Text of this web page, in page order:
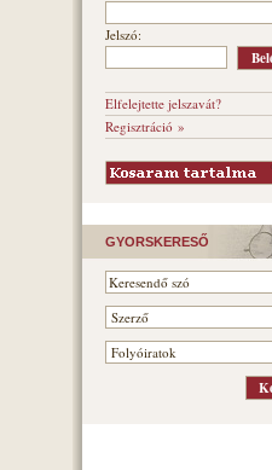
Jelszó:
Elfelejtette jelszavát?
Regisztráció »
GYORSKERESŐ